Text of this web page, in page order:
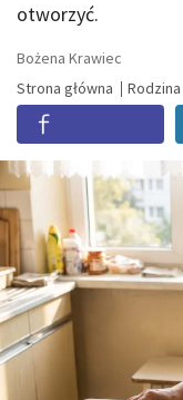
otworzyć.
Bożena Krawiec
Strona główna
Rodzina